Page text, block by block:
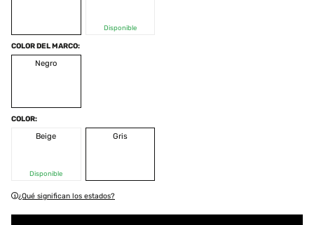
Disponible
COLOR DEL MARCO:
Negro
COLOR:
Beige
Disponible
Gris
¿Qué significan los estados?